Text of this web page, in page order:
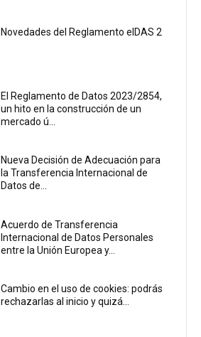
Novedades del Reglamento eIDAS 2
El Reglamento de Datos 2023/2854,
un hito en la construcción de un
mercado ú...
Nueva Decisión de Adecuación para
la Transferencia Internacional de
Datos de...
Acuerdo de Transferencia
Internacional de Datos Personales
entre la Unión Europea y...
Cambio en el uso de cookies: podrás
rechazarlas al inicio y quizá...